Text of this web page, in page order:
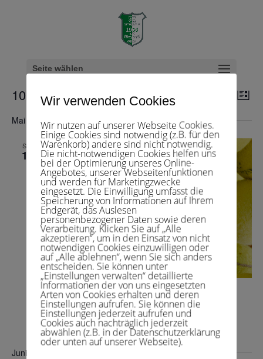
Seite wählen
Veranstaltungen
Veranstaltungen
Suche
SucheListe
10.05.2025 - 10.08.2026
wählen.
Mai 2025
SA.
10
Herren 30-TC BG Nümbrecht 2
10.Mai 2025 , 14:30-19:00
TC GW HennefSövener Str. 34, Hennef, Germany
Juni 2025
Wir verwenden Cookies
Wir nutzen auf unserer Webseite Cookies.
Einige Cookies sind notwendig (z.B. für den
Warenkorb) andere sind nicht notwendig.
Die nicht-notwendigen Cookies helfen uns
bei der Optimierung unseres Online-
Angebotes, unserer Webseitenfunktionen
und werden für Marketingzwecke
eingesetzt. Die Einwilligung umfasst die
Speicherung von Informationen auf Ihrem
Endgerät, das Auslesen
personenbezogener Daten sowie deren
Verarbeitung. Klicken Sie auf „Alle
akzeptieren“, um in den Einsatz von nicht
notwendigen Cookies einzuwilligen oder
auf „Alle ablehnen“, wenn Sie sich anders
entscheiden. Sie können unter
„Einstellungen verwalten“ detaillierte
Informationen der von uns eingesetzten
Arten von Cookies erhalten und deren
Einstellungen aufrufen. Sie können die
Einstellungen jederzeit aufrufen und
Cookies auch nachträglich jederzeit
abwählen (z.B. in der Datenschutzerklärung
oder unten auf unserer Webseite).